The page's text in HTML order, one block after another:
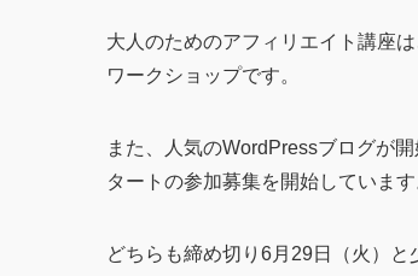
大人のためのアフィリエイト講座
ワークショップです。
また、人気のWordPressブログが
タートの参加募集を開始しています
どちらも締め切り6月29日（火）